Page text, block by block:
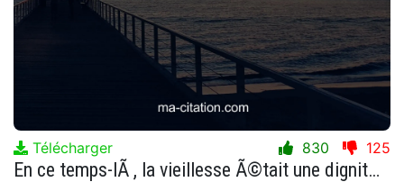
Télécharger 830 125
En ce temps-lÃ , la vieillesse Ã©tait une dignitÃ© ; aujourd'hui, elle est une charge.